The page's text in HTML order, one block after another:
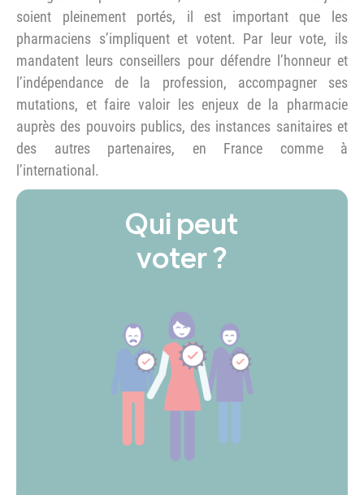
soient pleinement portés, il est important que les
pharmaciens s’impliquent et votent. Par leur vote, ils
mandatent leurs conseillers pour défendre l’honneur et
l’indépendance de la profession, accompagner ses
mutations, et faire valoir les enjeux de la pharmacie
auprès des pouvoirs publics, des instances sanitaires et
des autres partenaires, en France comme à
l’international.
Qui peut
voter ?